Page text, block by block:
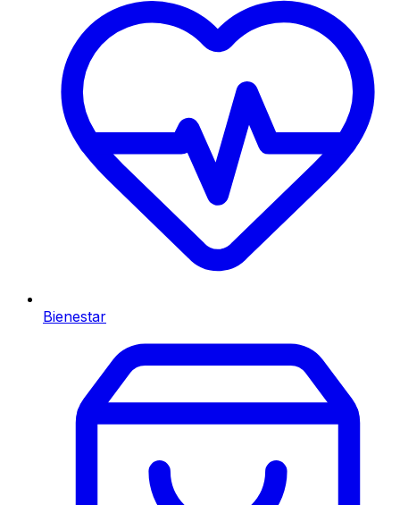
Bienestar